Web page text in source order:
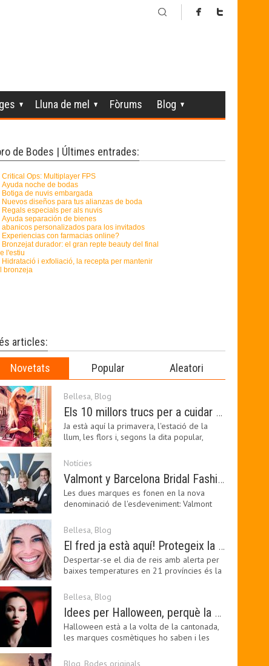
Lluna de mel Fòrums Blog
de Bodes | Últimes entrades:
articles:
Novetats Popular Aleatori
Bellesa, Blog
Els 10 millors trucs per a cuidar de la pell a la primavera
Ja està aquí la primavera, l'estació de la
llum, les flors i, segons la dita popular,
Notícies
Valmont y Barcelona Bridal Fashion Week s’uneixen per donar impuls a la creativitat, la innovació i el disseny de la moda nupcial
Les dues marques es fonen en la nova
denominació de l'esdeveniment: Valmont
Bellesa, Blog
El fred ja està aquí! Protegeix la teva pell amb els nostres consells i propostes
Despertar-se el dia de reis amb alerta per
baixes temperatures en 21 províncies és la
Bellesa, Blog
Idees per Halloween, perquè la bellesa pot ser terrorífica
Halloween està a la volta de la cantonada,
les marques cosmètiques ho saben i les
Blog, Bodes originals